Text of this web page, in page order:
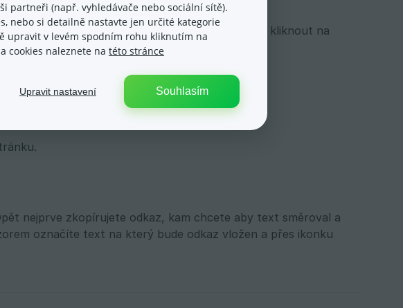
a nyní je zapotřebí jej kurzorem označit a kliknout na
odkaz.
nejprve zkopírujete odkaz, kam chcete aby text směroval a
označíte text na který bude odkaz vložen a přes ikonku
partneři (např. vyhledávače nebo sociální sítě).
nebo si detailně nastavte jen určité kategorie
upravit v levém spodním rohu kliknutím na
cookies naleznete na této stránce
Souhlasím
Upravit nastavení